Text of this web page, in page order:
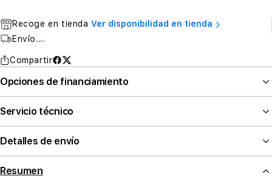
Recoge en tienda Ver disponibilidad en tienda
Envío....
Compartir
Opciones de financiamiento
Servicio técnico
Detalles de envío
Resumen